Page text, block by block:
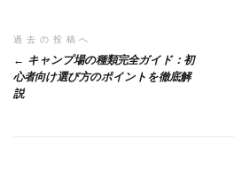
投
稿
ナ
過去の投稿へ
キャンプ場の種類完全ガイド：初
心者向け選び方のポイントを徹底解
説